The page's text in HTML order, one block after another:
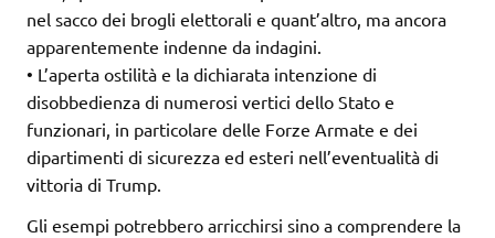
nel sacco dei brogli elettorali e quant’altro, ma ancora
apparentemente indenne da indagini.
• L’aperta ostilità e la dichiarata intenzione di
disobbedienza di numerosi vertici dello Stato e
funzionari, in particolare delle Forze Armate e dei
dipartimenti di sicurezza ed esteri nell’eventualità di
vittoria di Trump.
Gli esempi potrebbero arricchirsi sino a comprendere la